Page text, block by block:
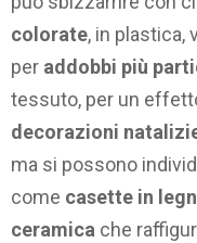
colorate, in plastica,
per addobbi più
tessuto, per un
decorazioni
ma si possono
come casette in
ceramica che